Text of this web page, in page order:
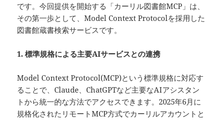
です。今回提供を開始する「カーリル図書館MCP」は、
その第一歩として、Model Context Protocolを採用した
図書館蔵書検索サービスです。
1. 標準規格による主要AIサービスとの連携
Model Context Protocol(MCP)という標準規格に対応す
ることで、Claude、ChatGPTなど主要なAIアシスタン
トから統一的な方法でアクセスできます。2025年6月に
規格化されたリモートMCP方式でカーリルアカウントと